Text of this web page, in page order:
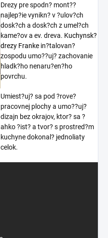
Drezy pre spodn? mont??
najlep?ie vynikn? v ?ulov?ch
dosk?ch a dosk?ch z umel?ch
kame?ov a ev. dreva. Kuchynsk?
drezy Franke in?talovan?
zospodu umo??uj? zachovanie
hladk?ho nenaru?en?ho
povrchu.
Umiest?uj? sa pod ?rove?
pracovnej plochy a umo??uj?
dizajn bez okrajov, ktor? sa ?
ahko ?ist? a tvor? s prostred?m
kuchyne dokonal? jednoliaty
celok.